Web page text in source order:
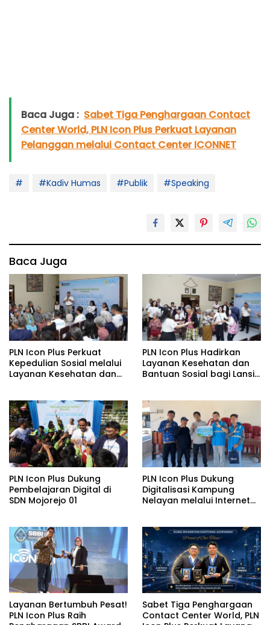
Baca Juga : Sabet Tiga Penghargaan Contact
Center World, PLN Icon Plus Perkuat Layanan
Pelanggan melalui Contact Center ICONNET
# #Kadiv Humas #Publik #Speaking
Baca Juga
PLN Icon Plus Perkuat
Kepedulian Sosial melalui
Layanan Kesehatan dan
PLN Icon Plus Hadirkan
Layanan Kesehatan dan
Bantuan Sosial bagi Lansia
PLN Icon Plus Dukung
Pembelajaran Digital di
SDN Mojorejo 01
PLN Icon Plus Dukung
Digitalisasi Kampung
Nelayan melalui Internet
Layanan Bertumbuh Pesat!
PLN Icon Plus Raih
Sabet Tiga Penghargaan
Contact Center World, PLN